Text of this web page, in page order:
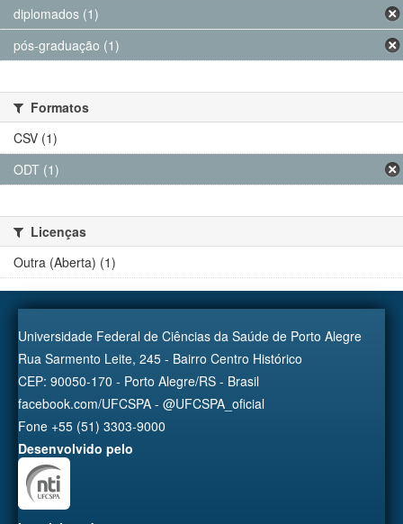
diplomados (1)
pós-graduação (1)
Formatos
CSV (1)
ODT (1)
Licenças
Outra (Aberta) (1)
Universidade Federal de Ciências da Saúde de Porto Alegre
Rua Sarmento Leite, 245 - Bairro Centro Histórico
CEP: 90050-170 - Porto Alegre/RS - Brasil
facebook.com/UFCSPA - @UFCSPA_oficial
Fone +55 (51) 3303-9000
Desenvolvido pelo